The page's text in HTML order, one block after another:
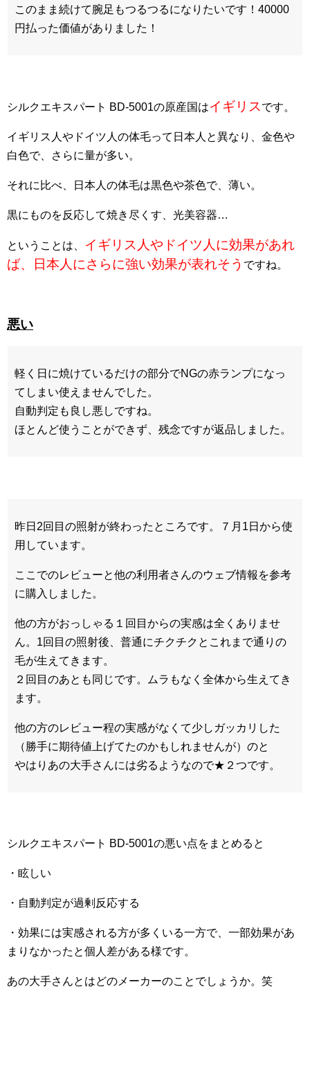
このまま続けて腕足もつるつるになりたいです！40000
円払った価値がありました！
シルクエキスパート BD-5001の原産国はイギリス です。
イギリス人やドイツ人の体毛って日本人と異なり、金色や
白色で、さらに量が多い。
それに比べ、日本人の体毛は黒色や茶色で、薄い。
黒にものを反応して焼き尽くす、光美容器…
ということは、 イギリス人やドイツ人に効果があれ
ば、日本人にさらに強い効果が表れそう ですね。
悪い
軽く日に焼けているだけの部分でNGの赤ランプになっ
てしまい使えませんでした。
自動判定も良し悪しですね。
ほとんど使うことができず、残念ですが返品しました。
昨日2回目の照射が終わったところです。７月1日から使
用しています。
ここでのレビューと他の利用者さんのウェブ情報を参考
に購入しました。
他の方がおっしゃる１回目からの実感は全くありませ
ん。1回目の照射後、普通にチクチクとこれまで通りの
毛が生えてきます。
２回目のあとも同じです。ムラもなく全体から生えてき
ます。
他の方のレビュー程の実感がなくて少しガッカリした
（勝手に期待値上げてたのかもしれませんが）のと
やはりあの大手さんには劣るようなので★２つです。
シルクエキスパート BD-5001の悪い点をまとめると
・眩しい
・自動判定が過剰反応する
・効果には実感される方が多くいる一方で、一部効果があ
まりなかったと個人差がある様です。
あの大手さんとはどのメーカーのことでしょうか。笑